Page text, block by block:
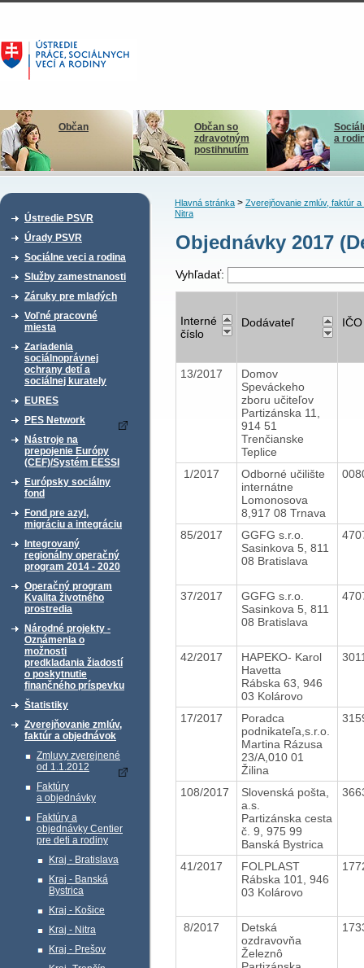
Občan
Občan so
zdravotným
postihnutím
a
Ústredie PSVR
Úrady PSVR
Sociálne veci a rodina
Služby zamestnanosti
Záruky pre mladých
Voľné pracovné
miesta
Zariadenia
sociálnoprávnej
ochrany detí a
sociálnej kurately
EURES
PES Network
Nástroje na
prepojenie Európy
(CEF)/Systém EESSI
Európsky sociálny
fond
Fond pre azyl,
migráciu a integráciu
Integrovaný
regionálny operačný
program 2014 - 2020
Operačný program
Kvalita životného
prostredia
Národné projekty -
Oznámenia o
možnosti
predkladania žiadostí
o poskytnutie
finančného príspevku
Štatistiky
Zverejňovanie zmlúv,
faktúr a objednávok
Zmluvy zverejnené
od 1.1.2012
Faktúry
a objednávky
Faktúry a
objednávky Centier
pre deti a rodiny
Kraj - Bratislava
Kraj - Banská
Bystrica
Kraj - Košice
Kraj - Nitra
Kraj - Prešov
Hlavná stránka> Zverejňovanie zmlúv, faktúr a
Nitra
Objednávky 2017
Vyhľadať:
Interné
číslo
Dodávateľ IČO
13/2017
Domov
Speváckeho
zboru učiteľov
Partizánska 11,
914 51
Trenčianske
Teplice
1/2017
Odborné učilište
internátne
Lomonosova
8,917 08 Trnava
85/2017
GGFG s.r.o.
Sasinkova 5, 811
08 Bratislava
37/2017
GGFG s.r.o.
Sasinkova 5, 811
08 Bratislava
42/2017
HAPEKO- Karol
Havetta
Rábska 63, 946
03 Kolárovo
17/2017
Poradca
podnikateľa,s.r.o.
Martina Rázusa
23/A,010 01
Žilina
108/2017
Slovenská pošta,
a.s.
Partizánska cesta
č. 9, 975 99
Banská Bystrica
41/2017
FOLPLAST
Rábska 101, 946
03 Kolárovo
8/2017
Detská
ozdravovňa
Železnô